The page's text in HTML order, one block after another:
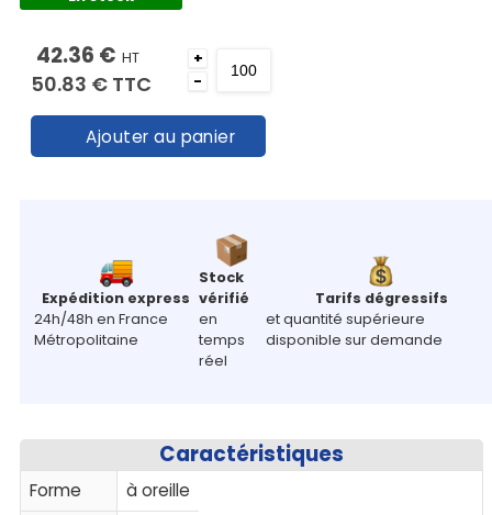
42.36 € HT
50.83 € TTC
+
-
Ajouter au panier
Expédition express
24h/48h en France
Métropolitaine
Stock
vérifié
en
temps
réel
Tarifs dégressifs
et quantité supérieure
disponible sur demande
Caractéristiques
Forme
à oreille